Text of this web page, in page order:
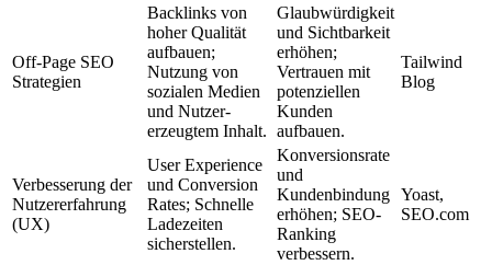
Off-Page SEO
Strategien
Backlinks von
hoher Qualität
aufbauen;
Nutzung von
sozialen Medien
und Nutzer-
erzeugtem Inhalt.
Glaubwürdigkeit
und Sichtbarkeit
erhöhen;
Vertrauen mit
potenziellen
Kunden
aufbauen.
Tailwind
Blog​​
Verbesserung der
Nutzererfahrung
(UX)
User Experience
und Conversion
Rates; Schnelle
Ladezeiten
sicherstellen.
Konversionsrate
und
Kundenbindung
erhöhen; SEO-
Ranking
verbessern.
Yoast​​,
SEO.com​